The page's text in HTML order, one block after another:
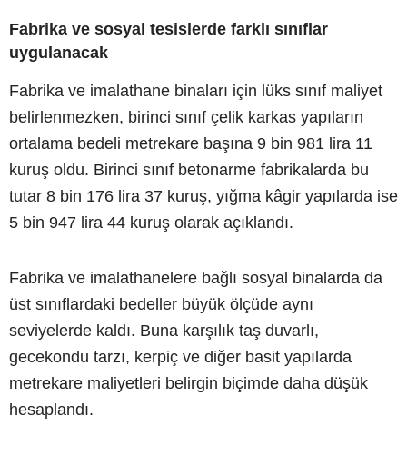
Fabrika ve sosyal tesislerde farklı sınıflar
uygulanacak
Fabrika ve imalathane binaları için lüks sınıf maliyet
belirlenmezken, birinci sınıf çelik karkas yapıların
ortalama bedeli metrekare başına 9 bin 981 lira 11
kuruş oldu. Birinci sınıf betonarme fabrikalarda bu
tutar 8 bin 176 lira 37 kuruş, yığma kâgir yapılarda ise
5 bin 947 lira 44 kuruş olarak açıklandı.
Fabrika ve imalathanelere bağlı sosyal binalarda da
üst sınıflardaki bedeller büyük ölçüde aynı
seviyelerde kaldı. Buna karşılık taş duvarlı,
gecekondu tarzı, kerpiç ve diğer basit yapılarda
metrekare maliyetleri belirgin biçimde daha düşük
hesaplandı.